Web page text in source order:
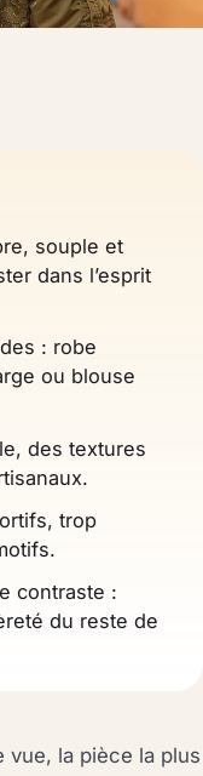
souple et
dans l’esprit
: robe
ou blouse
des textures
trop
contraste :
du reste de
vue, la pièce la plus